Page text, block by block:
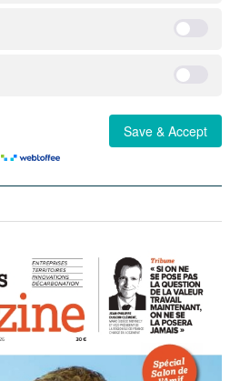
Save & Accept